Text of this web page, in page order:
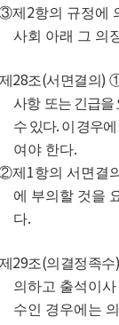
제 2항의 규정에
사회 아래 그 의
28조(서면결의)
사항 또는 긴급을
수 있다. 이 경우에
여야 한다.
제 1항의 서면결
에 부의할 것을
다.
29조(의결정족수)
의하고 출석이
수인 경우에는